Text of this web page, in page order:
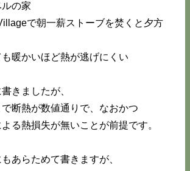
の家
で朝一薪ストーブを焚くと夕方
暖かいほど熱が逃げにくい
きましたが、
断熱が数値通りで、なおかつ
る熱損失が無いことが前提です。
あらためて書きますが、